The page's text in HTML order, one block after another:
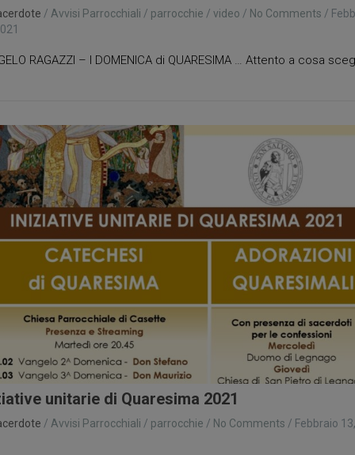
/ Avvisi Parrocchiali / parrocchie / video / No Comments /
RAGAZZI – I DOMENICA di QUARESIMA … Attento a cosa
unitarie di Quaresima 2021
/ Avvisi Parrocchiali / parrocchie / No Comments / Febbraio 13,